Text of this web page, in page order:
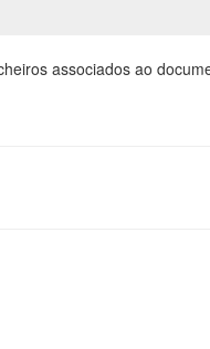
associados ao